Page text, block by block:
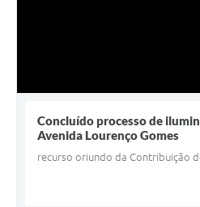
Concluído processo de
Avenida Lourenço Gomes
recurso oriundo da Contribuição